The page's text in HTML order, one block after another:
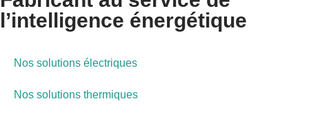
l’intelligence énergétique
Nos solutions électriques
Nos solutions thermiques